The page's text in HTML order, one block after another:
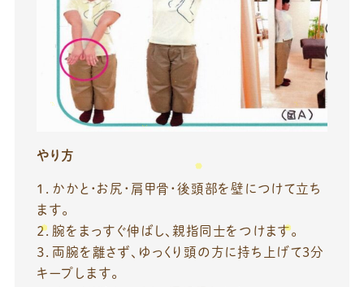
やり方
１．かかと・お尻・肩甲骨・後頭部を壁につけて立ち
ます。
２．腕をまっすぐ伸ばし、親指同士をつけます。
３．両腕を離さず、ゆっくり頭の方に持ち上げて3分
キープします。